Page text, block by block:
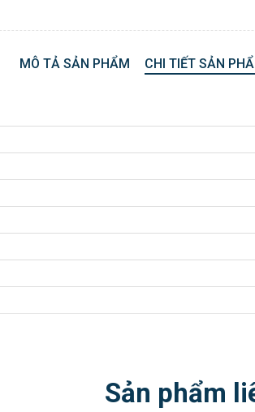
MÔ TẢ SẢN PHẨM CHI TIẾT SẢN
Sản phẩm